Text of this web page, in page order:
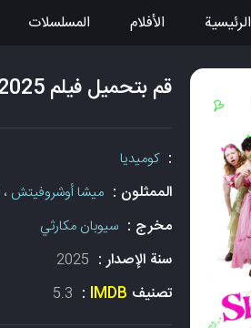
الرئيسية الأفلام المسلسلات
قم بتحميل فيلم She's the He 2025 مع الترجمة
:كوميديا
الممثلون :ميشا أوشروفيتش ،
مخرج :سيوبان مكارثي
سنة الإصدار : 2025
تصنيف IMDB
:
5.3